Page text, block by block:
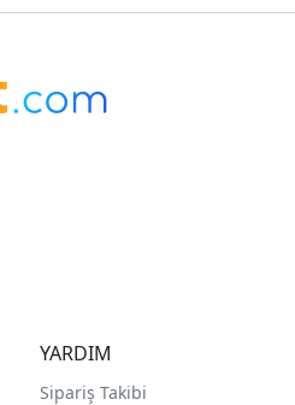
YARDIM
Sipariş Takibi